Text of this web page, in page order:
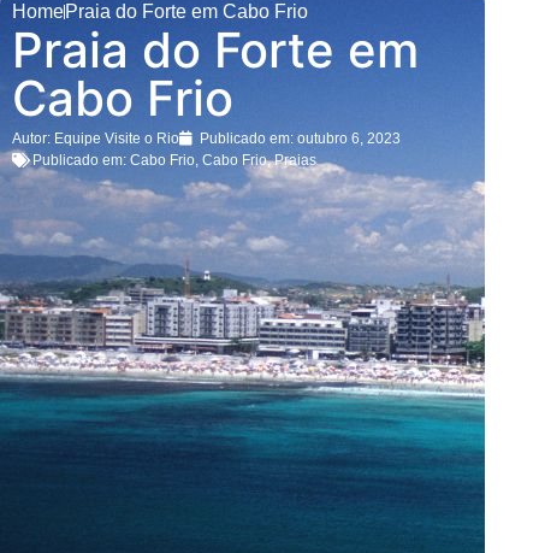
HomePraia do Forte em Cabo Frio
Praia do Forte em
Cabo Frio
Autor: Equipe Visite o Rio Publicado em: outubro 6, 2023
Publicado em: Cabo Frio, Cabo Frio,Praias